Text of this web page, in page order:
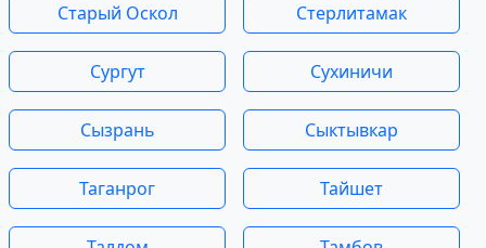
Старый Оскол Стерлитамак
Сургут Сухиничи
Сызрань Сыктывкар
Таганрог Тайшет